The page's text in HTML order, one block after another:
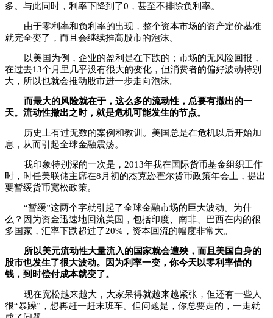
多。与此同时，利率下降到了0，甚至不排除负利率。
由于零利率和负利率的出现，整个资本市场的资产定价基准
就完全变了，而且会继续推高股市的泡沫。
以美国为例，企业的盈利是在下跌的；市场的无风险回报，
在过去13个月里几乎没有很大的变化，但消费者的偏好波动特别
大，所以也就会推动股市进一步走向泡沫。
而最大的风险就在于，这么多的流动性，总要有撤出的一
天。流动性撤出之时，就是危机可能发生的节点。
历史上有过无数的案例和教训。美国总是在危机以后开始加
息，从而引起全球金融震荡。
我印象特别深的一次是，2013年我在国际货币基金组织工作
时，时任美联储主席在8月初的杰克逊霍尔货币政策年会上，提出
要暂缓货币宽松政策。
“暂缓”这两个字就引起了全球金融市场的巨大波动。为什
么？因为资金迅速地回流美国，包括印度、南非、巴西在内的很
多国家，汇率下跌超过了20%，资本回流的幅度非常大。
所以美元流动性大量流入的国家就会遭殃，而且美国自身的
股市也发生了很大波动。因为利率一变，你今天以零利率借的
钱，到时偿付成本就变了。
现在宽松越来越大，大家呆得就越来越紧张，但还有一些人
很“暴躁”，想再赶一赶末班车。但问题是，你总要走的，一走就